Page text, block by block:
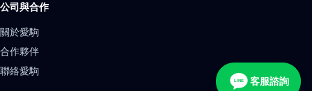
公司與合作
關於愛駒
合作夥伴
聯絡愛駒
LINE 客服諮詢